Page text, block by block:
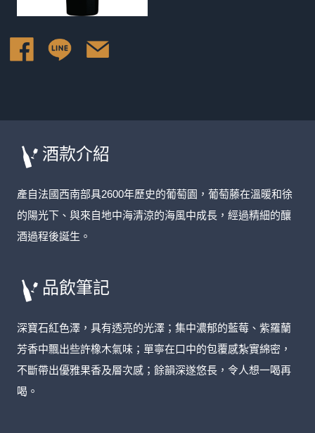
酒款介紹
產自法國西南部具2600年歷史的葡萄園，葡萄藤在溫暖和徐
的陽光下、與來自地中海清涼的海風中成長，經過精細的釀
酒過程後誕生。
品飲筆記
深寶石紅色澤，具有透亮的光澤；集中濃郁的藍莓、紫羅蘭
芳香中飄出些許橡木氣味；單寧在口中的包覆感紮實綿密，
不斷帶出優雅果香及層次感；餘韻深遂悠長，令人想一喝再
喝。